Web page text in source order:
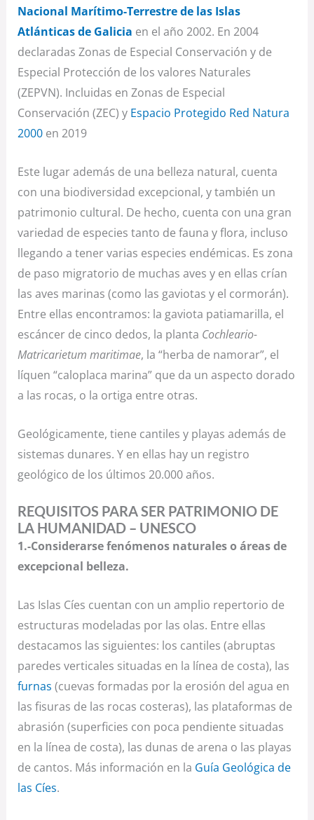
Nacional Marítimo-Terrestre de las Islas
Atlánticas de Galicia en el año 2002. En 2004
declaradas Zonas de Especial Conservación y de
Especial Protección de los valores Naturales
(ZEPVN). Incluidas en Zonas de Especial
Conservación (ZEC) y Espacio Protegido Red Natura
2000en 2019
Este lugar además de una belleza natural, cuenta
con una biodiversidad excepcional, y también un
patrimonio cultural. De hecho, cuenta con una gran
variedad de especies tanto de fauna y flora, incluso
llegando a tener varias especies endémicas. Es zona
de paso migratorio de muchas aves y en ellas crían
las aves marinas (como las gaviotas y el cormorán).
Entre ellas encontramos: la gaviota patiamarilla, el
escáncer de cinco dedos, la planta Cochleario-
Matricarietum maritimae, la “herba de namorar”, el
líquen “caloplaca marina” que da un aspecto dorado
a las rocas, o la ortiga entre otras.
Geológicamente, tiene cantiles y playas además de
sistemas dunares. Y en ellas hay un registro
geológico de los últimos 20.000 años.
REQUISITOS PARA SER PATRIMONIO DE
LA HUMANIDAD – UNESCO
1.-Considerarse fenómenos naturales o áreas de
excepcional belleza.
Las Islas Cíes cuentan con un amplio repertorio de
estructuras modeladas por las olas. Entre ellas
destacamos las siguientes: los cantiles (abruptas
paredes verticales situadas en la línea de costa), las
furnas (cuevas formadas por la erosión del agua en
las fisuras de las rocas costeras), las plataformas de
abrasión (superficies con poca pendiente situadas
en la línea de costa), las dunas de arena o las playas
de cantos. Más información en la Guía Geológica de
las Cíes.